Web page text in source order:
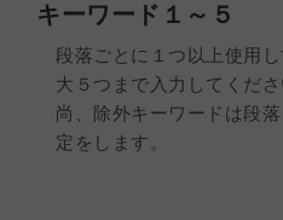
キーワード１～５
段落ごとに１つ以上使用
大５つまで入力してくださ
尚、除外キーワードは段
定をします。